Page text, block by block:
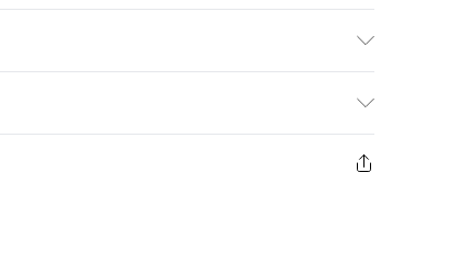
€7.99
€17.99
door boohooman betaald.
en badkleding of lingerie als de